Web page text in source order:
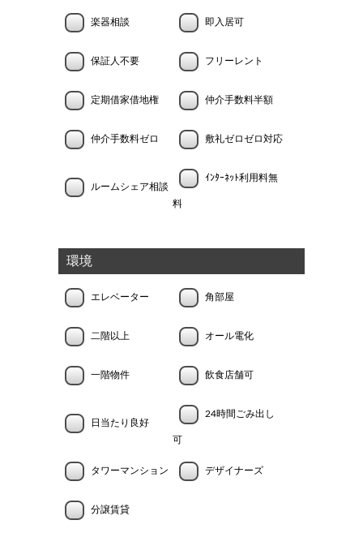
楽器相談 即入居可
保証人不要 フリーレント
定期借家借地権 仲介手数料半額
仲介手数料ゼロ 敷礼ゼロゼロ対応
ルームシェア相談
ｲﾝﾀｰﾈｯﾄ利用料無
料
環境
エレベーター 角部屋
二階以上 オール電化
一階物件 飲食店舗可
日当たり良好
24時間ごみ出し
可
タワーマンション デザイナーズ
分譲賃貸